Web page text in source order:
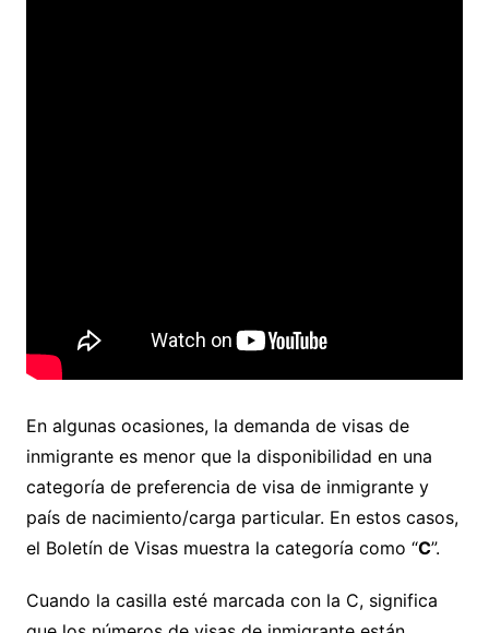
En algunas ocasiones, la demanda de visas de
inmigrante es menor que la disponibilidad en una
categoría de preferencia de visa de inmigrante y
país de nacimiento/carga particular. En estos casos,
el Boletín de Visas muestra la categoría como “C”.
Cuando la casilla esté marcada con la C, significa